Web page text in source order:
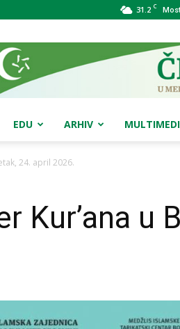
31.2 C
EDU ARHIV
24. april 2026.
Kur’ana u